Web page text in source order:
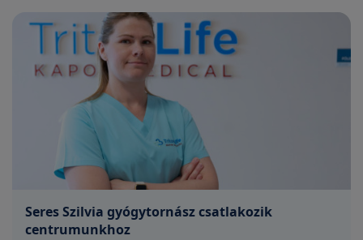
Seres Szilvia gyógytornász csatlakozik
centrumunkhoz